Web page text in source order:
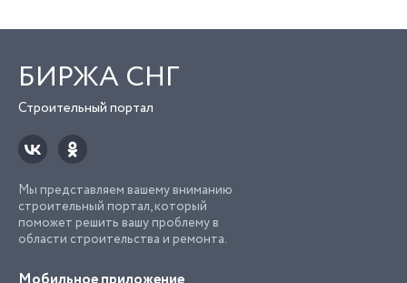
БИРЖА СНГ
Строительный портал
Мы представляем вашему вниманию
строительный портал, который
поможет решить вашу проблему в
области строительства и ремонта.